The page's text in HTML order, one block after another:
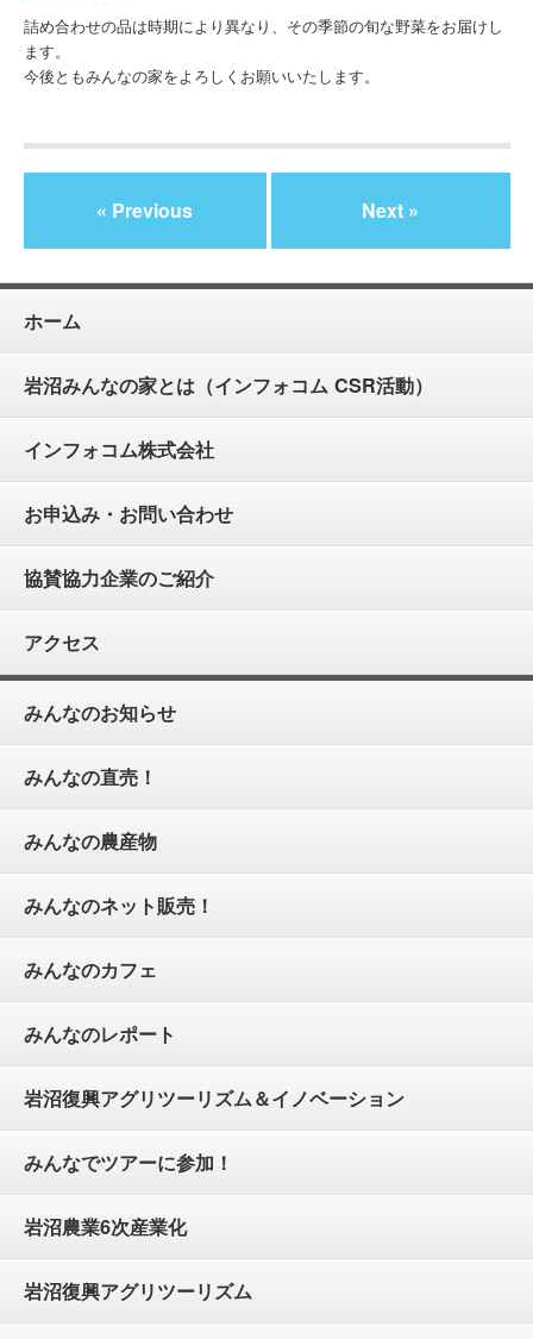
詰め合わせの品は時期により異なり、その季節の旬な野菜をお届けし
ます。
今後ともみんなの家をよろしくお願いいたします。
« Previous Next »
ホーム
岩沼みんなの家とは（インフォコム CSR活動）
インフォコム株式会社
お申込み・お問い合わせ
協賛協力企業のご紹介
アクセス
みんなのお知らせ
みんなの直売！
みんなの農産物
みんなのネット販売！
みんなのカフェ
みんなのレポート
岩沼復興アグリツーリズム＆イノベーション
みんなでツアーに参加！
岩沼農業6次産業化
岩沼復興アグリツーリズム